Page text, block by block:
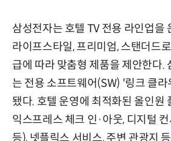
삼성전자는 호텔 TV 전용 라인업을
라이프스타일, 프리미엄, 스탠더드
급에 따라 맞춤형 제품을 제안한다.
는 전용 소프트웨어(SW) '링크 클
됐다. 호텔 운영에 최적화된 올인원
익스프레스 체크 인·아웃, 디지털
등), 넷플릭스 서비스, 주변 관광지